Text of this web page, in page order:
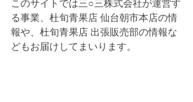
このサイトでは三○三株式会社が運営す
る事業、杜旬青果店 仙台朝市本店の情
報や、杜旬青果店 出張販売部の情報な
どもお届けしてまいります。